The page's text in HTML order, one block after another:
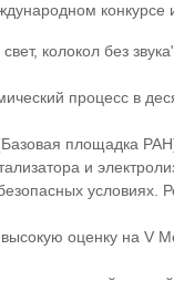
конкурсе
колокол без
процесс в
площадка
и
условиях.
оценку на V